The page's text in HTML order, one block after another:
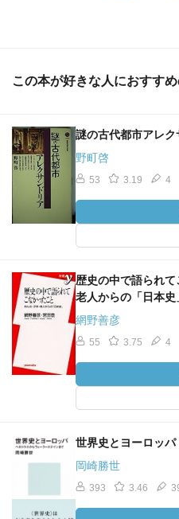
護主義だと考えたほうがいい
（金融資本主義による貧困
行われた施策について）フ
チズムがまったく異なるも
い。ナチズムは、アーリア
人種神話でつくられた運動で
それに対して、一九二〇年
展開したファシズムは、共
どの社会問題を、国家が社
することを提唱しました。
所得の再分配をする。
「ファシスト＝独裁政治」
で、「ファシスト＝格差の
配分」なんですね。最近の
発言から勘違いしてました。
（沖縄は日本本土とちがう
について）多くの日本人は
本土の延長上に考え、均質
う。つまり、宗主国として
この本が好きな人におすす
謎の古代都市アレ
野町啓
53 3.19 4
歴史の中で語られ
老人からの「日本
網野善彦
55 3.75 4
世界史とヨーロッ
岡崎勝世
393 3.46